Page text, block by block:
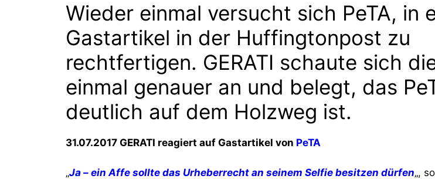
Wieder einmal versucht sich PeTA, in
Gastartikel in der Huffingtonpost zu
rechtfertigen. GERATI schaute sich
einmal genauer an und belegt, das
deutlich auf dem Holzweg ist.
31.07.2017 GERATI reagiert auf Gastartikel von PeTA
„Ja – ein Affe sollte das Urheberrecht an seinem Selfie besitzen dürfen„,